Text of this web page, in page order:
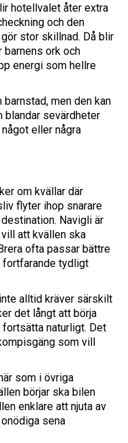
hotellvalet åter extra
och den
stor skillnad. Då blir
ork och
energi som hellre
men den kan
blandar sevärdheter
eller några
om kvällar där
flyter ihop snarare
Navigli är
att kvällen ska
ofta passar bättre
fortfarande tydligt
alltid kräver särskilt
det långt att börja
naturligt. Det
som vill
som i övriga
börjar ska bilen
enklare att njuta av
sena